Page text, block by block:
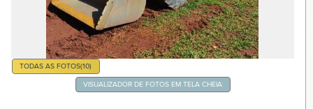
TODAS AS FOTOS(10)
VISUALIZADOR DE FOTOS EM TELA CHEIA